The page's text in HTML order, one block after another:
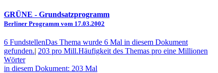
GRÜNE - Grundsatzprogramm
Berliner Programm vom 17.03.2002
6 FundstellenDas Thema wurde 6 Mal in diesem Dokument
gefunden.| 203 pro Mill.Häufigkeit des Themas pro eine Millionen
Wörter
in diesem Dokument: 203 Mal